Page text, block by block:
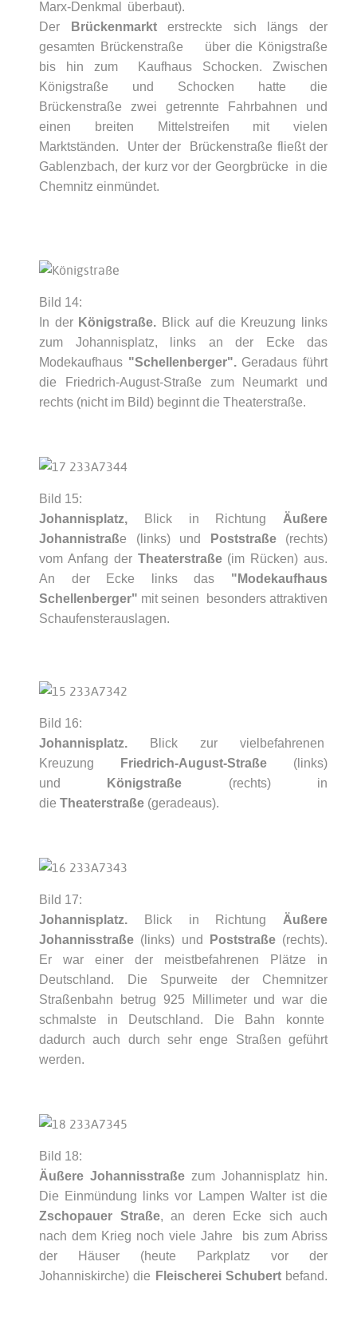
Marx-Denkmal überbaut).
Der
Brückenmarkterstreckte sich längs der
gesamten
Brückenstraße über die Königstraße
bis hin zum Kaufhaus Schocken. Zwischen
Königstraße und Schocken hatte die
Brückenstraße zwei getrennte Fahrbahnen und
einen breiten Mittelstreifen mit vielen
Marktständen. Unter der
Brückenstraße fließt der
Gablenzbach, der kurz vor der Georgbrücke in die
Chemnitz einmündet.
Bild 14:
In derKönigstraße. Blick auf die Kreuzung links
zum Johannisplatz, links an der Ecke das
Modekaufhaus "Schellenberger".Geradaus führt
die Friedrich-August-Straße zum Neumarkt und
rechts (nicht im Bild) beginnt die Theaterstraße.
Bild 15:
Johannisplatz, Blick in Richtung Äußere
Johannistraße (links) und Poststraße(rechts)
vom Anfang der Theaterstraße(im Rücken) aus.
An der Ecke links das "Modekaufhaus
Schellenberger" mit seinen besonders attraktiven
Schaufensterauslagen.
Bild 16:
Johannisplatz. Blick zur vielbefahrenen
Kreuzung
Friedrich-August-Straße (links)
und
Königstraße (rechts) in
die Theaterstraße (geradeaus).
Bild 17:
Johannisplatz. Blick in Richtung Äußere
Johannisstraße (links) und Poststraße(rechts).
Er war einer der meistbefahrenen Plätze in
Deutschland. Die Spurweite der Chemnitzer
Straßenbahn betrug 925 Millimeter und war die
schmalste in Deutschland. Die Bahn konnte
dadurch auch durch sehr enge Straßen geführt
werden.
Bild 18:
Äußere Johannisstraße zum Johannisplatz hin.
Die Einmündung links vor Lampen Walter ist die
Zschopauer Straße, an deren Ecke sich auch
nach dem Krieg noch viele Jahre bis zum Abriss
der Häuser (heute Parkplatz vor der
Johanniskirche) die Fleischerei Schubertbefand.